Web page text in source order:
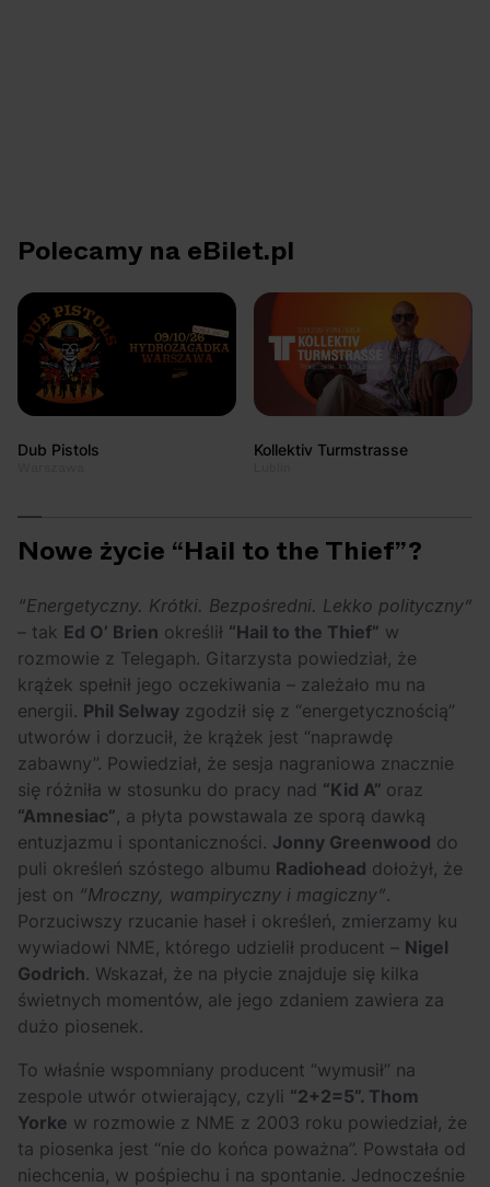
Polecamy na eBilet.pl
Dub Pistols Kollektiv Turmstrasse
Nowe życie “Hail to the Thief”?
“Energetyczny. Krótki. Bezpośredni. Lekko polityczny”
– tak Ed O’ Brien określił “Hail to the Thief” w
rozmowie z Telegaph. Gitarzysta powiedział, że
krążek spełnił jego oczekiwania – zależało mu na
energii. Phil Selway zgodził się z “energetycznością”
utworów i dorzucił, że krążek jest “naprawdę
zabawny”. Powiedział, że sesja nagraniowa znacznie
się różniła w stosunku do pracy nad “Kid A” oraz
“Amnesiac” , a płyta powstawala ze sporą dawką
entuzjazmu i spontaniczności. Jonny Greenwood do
puli określeń szóstego albumu Radiohead dołożył, że
jest on “Mroczny, wampiryczny i magiczny”.
Porzuciwszy rzucanie haseł i określeń, zmierzamy ku
wywiadowi NME, którego udzielił producent – Nigel
Godrich. Wskazał, że na płycie znajduje się kilka
świetnych momentów, ale jego zdaniem zawiera za
dużo piosenek.
To właśnie wspomniany producent “wymusił” na
zespole utwór otwierający, czyli “2+2=5”. Thom
Yorke w rozmowie z NME z 2003 roku powiedział, że
ta piosenka jest “nie do końca poważna”. Powstała od
niechcenia, w pośpiechu i na spontanie. Jednocześnie